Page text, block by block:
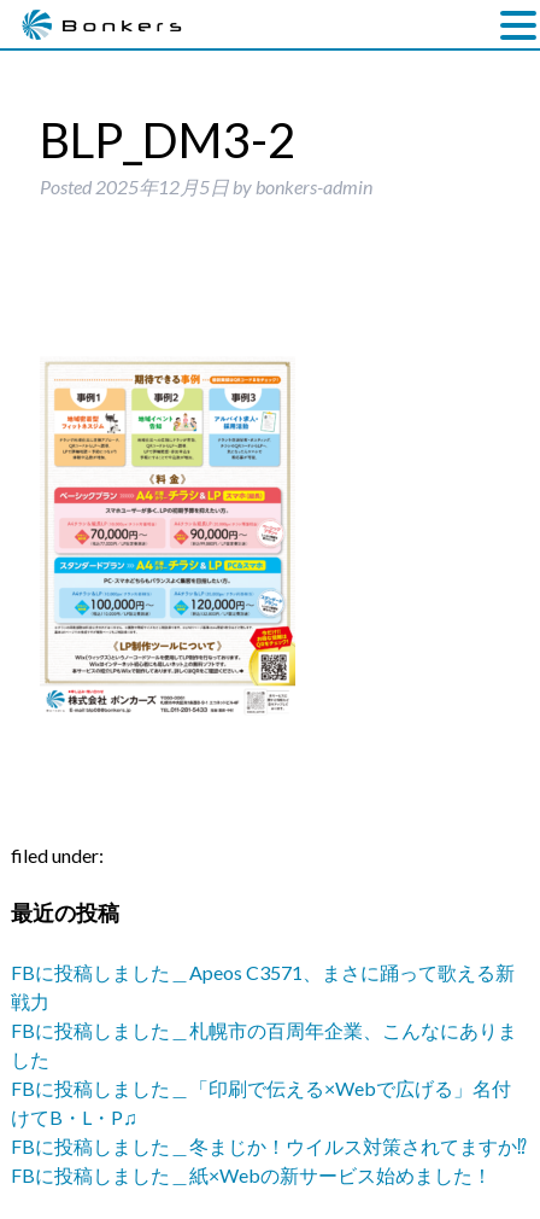
BLP_DM3-2
Posted 2025年12月5日 by bonkers-admin
filed under:
最近の投稿
FBに投稿しました＿Apeos C3571、まさに踊って歌える新
戦力
FBに投稿しました＿札幌市の百周年企業、こんなにありま
した
FBに投稿しました＿「印刷で伝える×Webで広げる」名付
けてB・L・P♫
FBに投稿しました＿冬まじか！ウイルス対策されてますか⁉︎
FBに投稿しました＿紙×Webの新サービス始めました！